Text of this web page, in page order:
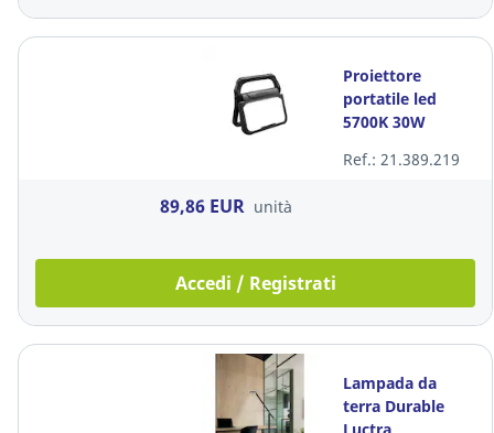
Proiettore
portatile led
5700K 30W
Ref.: 21.389.219
89,86 EUR unità
Accedi / Registrati
Lampada da
terra Durable